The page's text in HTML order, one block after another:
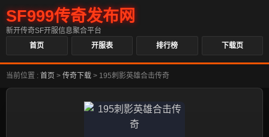
SF999传奇发布网
新开传奇SF开服信息聚合平台
首页
开服表 排行榜 下载页
当前位置 : 首页 > 传奇下载 > 195刺影英雄合击传奇